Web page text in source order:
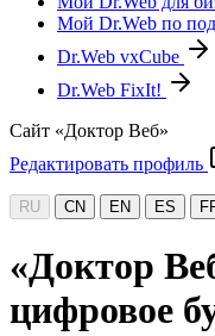
Мой Dr.Web по
Dr.Web vxCube
Dr.Web FixIt!
Сайт «Доктор Веб»
Редактировать профиль
RU CN EN ES
«Доктор
цифровое